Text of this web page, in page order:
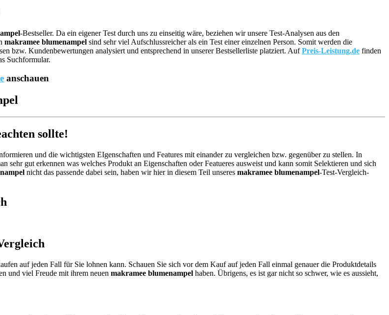
-Bestseller. Da ein eigener Test durch uns zu einseitig wäre, beziehen wir unsere Test-Analysen aus den
makramee blumenampel sind sehr viel Aufschlussreicher als ein Test einer einzelnen Person. Somit werden die
bzw. Kundenbewertungen analysiert und entsprechend in unserer Bestsellerliste platziert. AufPreis-Leistung.de finden
Suchformular.
anschauen
sollte!
und die wichtigsten EIgenschaften und Features mit einander zu vergleichen bzw. gegenüber zu stellen. In
sehr gut erkennen was welches Produkt an Eigenschaften oder Featueres ausweist und kann somit Selektieren und sich
nicht das passende dabei sein, haben wir hier in diesem Teil unseres makramee blumenampel-Test-Vergleich-
auf jeden Fall für Sie lohnen kann. Schauen Sie sich vor dem Kauf auf jeden Fall einmal genauer die Produktdetails
und viel Freude mit ihrem neuen makramee blumenampel haben. Übrigens, es ist gar nicht so schwer, wie es aussieht,